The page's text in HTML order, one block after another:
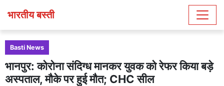
भारतीय बस्ती
Basti News
भानपुर: कोरोना संदिग्ध मानकर युवक को रेफर किया बड़े
अस्पताल, मौके पर हुई मौत; CHC सील